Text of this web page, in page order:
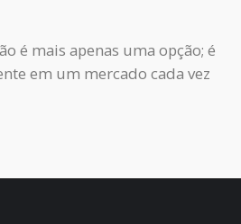
é mais apenas uma opção; é
em um mercado cada vez